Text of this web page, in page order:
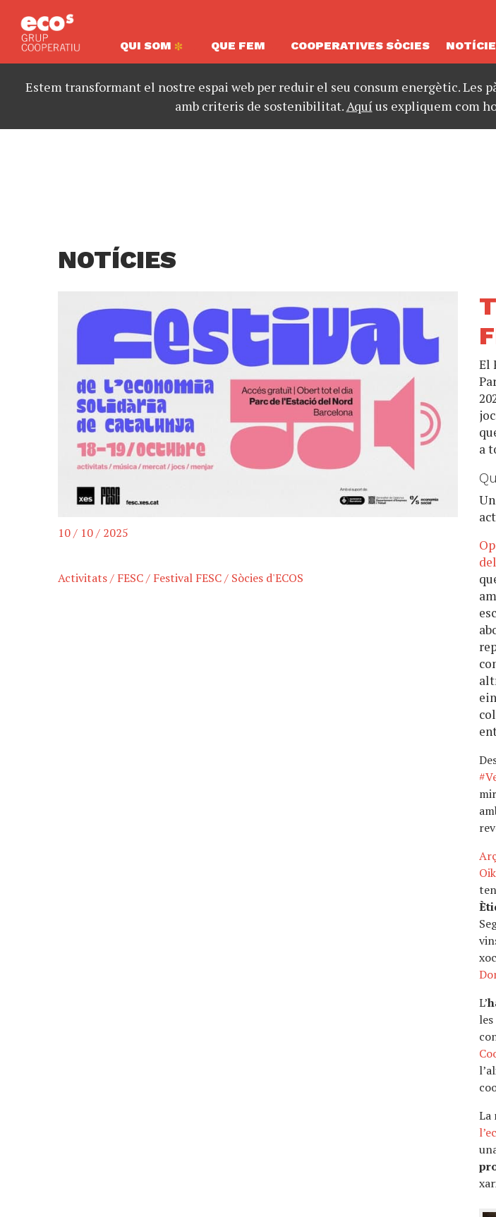
QUI SOM QUE FEM COOPERATIVES SÒCIES
Estem transformant el nostre espai web per reduir el seu consum energètic. Les
amb criteris de sostenibilitat.Aquíus expliquem com
NOTÍCIES
10 / 10 / 2025
Activitats/ FESC/ Festival FESC/ Sòcies d'ECOS
El
a
L’
La